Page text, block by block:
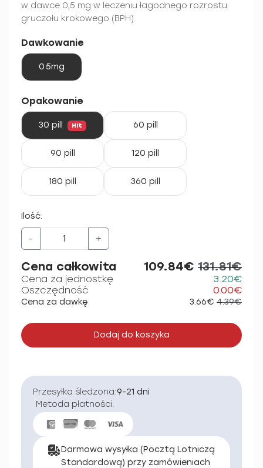
w dawce 0,5 mg w leczeniu łagodnego rozrostu
gruczołu krokowego (BPH).
Dawkowanie
0.5mg
Opakowanie
30 pill Hit 60 pill
90 pill 120 pill
180 pill 360 pill
Ilość:
- +
Cena całkowita 109.84€ 131.81€
Cena za jednostkę
3.20€
Oszczędność
0.00€
Cena za dawkę 3.66€ 4.39€
Dodaj do koszyka
Przesyłka śledzona:9-21 dni
Metoda płatności:
Darmowa wysyłka (Pocztą Lotniczą
Standardową) przy zamówieniach